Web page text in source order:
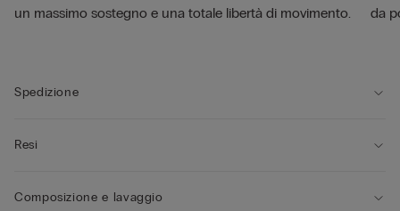
un massimo sostegno e una totale libertà di movimento.
da
Spedizione
Resi
Composizione e lavaggio